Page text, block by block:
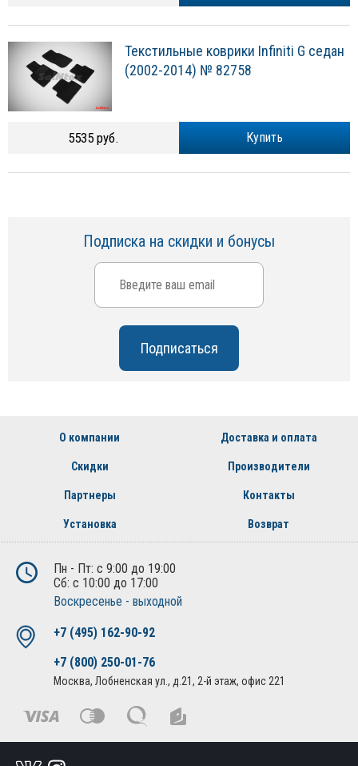
Текстильные коврики Infiniti G седан
(2002-2014) № 82758
Купить
5535 руб.
Подписка на скидки и бонусы
О компании Доставка и оплата
Скидки Производители
Партнеры Контакты
Установка Возврат
Пн - Пт: с 9:00 до 19:00
Сб: с 10:00 до 17:00
Воскресенье - выходной
+7 (495) 162-90-92
+7 (800) 250-01-76
Москва, Лобненская ул., д.21, 2-й этаж, офис 221